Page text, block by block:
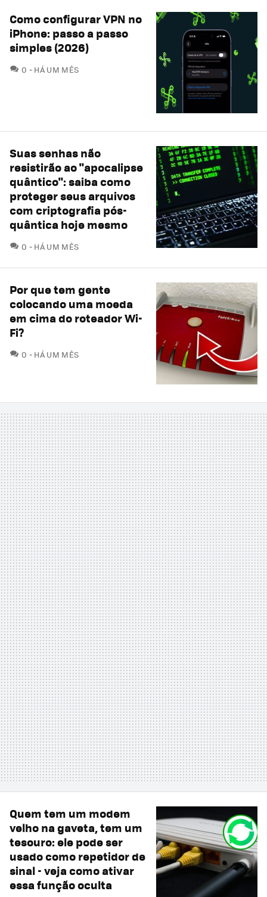
Como configurar VPN no
iPhone: passo a passo
simples (2026)
0 COMENTÁRIOS
HÁ UM MÊS
Suas senhas não
resistirão ao "apocalipse
quântico": saiba como
proteger seus arquivos
com criptografia pós-
quântica hoje mesmo
0 COMENTÁRIOS
HÁ UM MÊS
Por que tem gente
colocando uma moeda
em cima do roteador Wi-
Fi?
0 COMENTÁRIOS
HÁ UM MÊS
Quem tem um modem
velho na gaveta, tem um
tesouro: ele pode ser
usado como repetidor de
sinal - veja como ativar
essa função oculta